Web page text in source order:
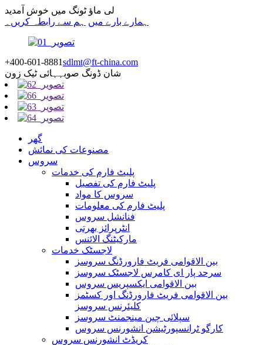
لی ماؤ ٹونگ میں خوش آمدید
ہمارے بارے میں ہم سے رابطہ کریں۔
+400-601-8881sdlmt@ft-china.com
شان ڈونگ صوبہ ہائی ٹیک زون
گھر
مصنوعات کی نمائش
سروس
پلیٹ فارم کی خدمات
پلیٹ فارم کی تفصیل
سروس کا مواد
پلیٹ فارم کی معلومات
فنانشل سروس
انٹرپرائز بھرتی
مارکیٹنگ الائنس
لاجسٹک خدمات
بین الاقوامی فریٹ فارورڈنگ سروسز
سرحد پار ای کامرس لاجسٹک سروسز
بین الاقوامی ایکسپریس سروس
بین الاقوامی فریٹ فارورڈنگ اور کسٹمز
کلیئرنس سروسز
سپلائی چین مینجمنٹ سروسز
کارگو ٹرانسپورٹیشن انشورنس سروس
کریڈٹ انشورنس سروس